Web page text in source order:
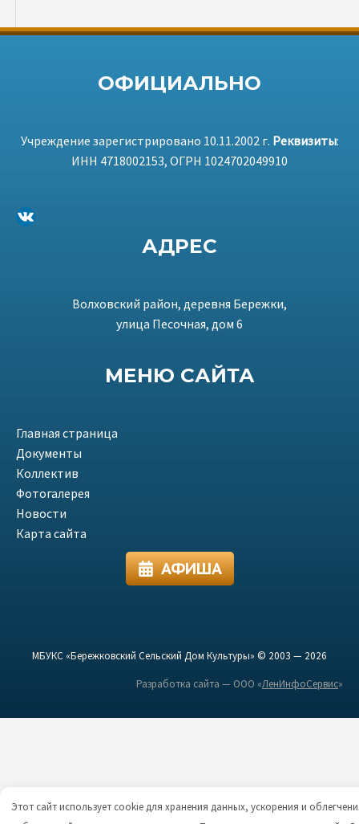
ОФИЦИАЛЬНО
Учреждение зарегистрировано 10.11.2002 г. Реквизиты:
ИНН 4718002153, ОГРН 1024702049910
ВКонтакте
АДРЕС
Волховский район, деревня Бережки,
улица Песочная, дом 6
МЕНЮ САЙТА
Главная страница
Документы
Коллектив
Фотогалерея
Новости
Карта сайта
АФИША
МБУКС «Бережковский Сельский Дом Культуры» © 2003 — 2026
Разработка сайта — ООО «ЛенИнфоСервис»
Этот сайт использует cookie для хранения данных, ускорения и